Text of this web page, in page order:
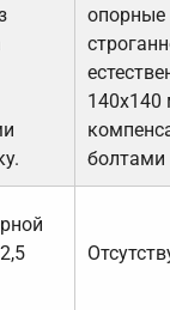
опорные
140х140
болтами